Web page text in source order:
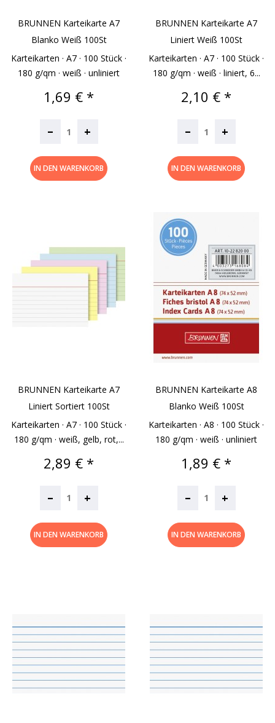
BRUNNEN Karteikarte A7
Blanko Weiß 100St
Karteikarten · A7 · 100 Stück ·
180 g/qm · weiß · unliniert
Preis
1,69 € *
– +
IN DEN WARENKORB
BRUNNEN Karteikarte A7
Liniert Weiß 100St
Karteikarten · A7 · 100 Stück ·
180 g/qm · weiß · liniert, 6...
Preis
2,10 € *
– +
IN DEN WARENKORB
BRUNNEN Karteikarte A7
Liniert Sortiert 100St
Karteikarten · A7 · 100 Stück ·
180 g/qm · weiß, gelb, rot,...
Preis
2,89 € *
– +
IN DEN WARENKORB
BRUNNEN Karteikarte A8
Blanko Weiß 100St
Karteikarten · A8 · 100 Stück ·
180 g/qm · weiß · unliniert
Preis
1,89 € *
– +
IN DEN WARENKORB